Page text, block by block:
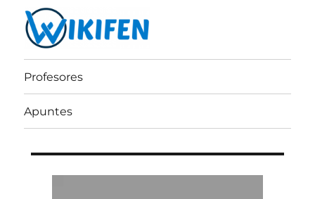
Wikifen
Profesores
Apuntes